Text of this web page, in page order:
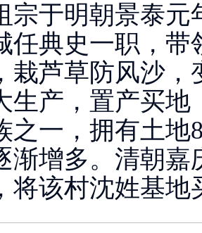
宗于明朝景泰元
任典史一职，
栽芦草防风沙
生产，置产买
之一，拥有土地
渐增多。清朝嘉
将该村沈姓基地